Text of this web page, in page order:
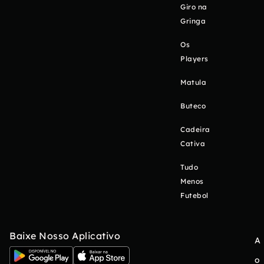
Giro na
Gringa
Os
Players
Matula
Buteco
Cadeira
Cativa
Tudo
Menos
Futebol
Baixe Nosso Aplicativo
A
o